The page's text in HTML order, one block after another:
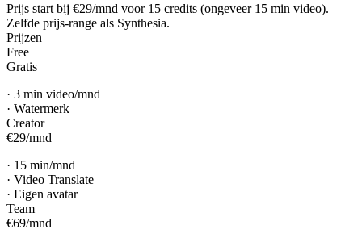
Prijs start bij €29/mnd voor 15 credits (ongeveer 15 min video).
Zelfde prijs-range als Synthesia.
Prijzen
Free
Gratis
· 3 min video/mnd
· Watermerk
Creator
€29/mnd
· 15 min/mnd
· Video Translate
· Eigen avatar
Team
€69/mnd